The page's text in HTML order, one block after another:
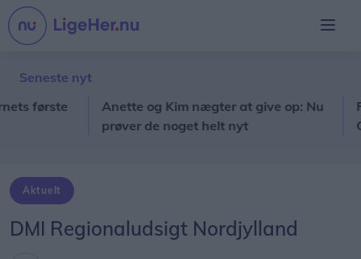
Seneste nyt
første
Anette og Kim nægter at give op: Nu
prøver de noget helt nyt
Aktuelt
DMI Regionaludsigt Nordjylland